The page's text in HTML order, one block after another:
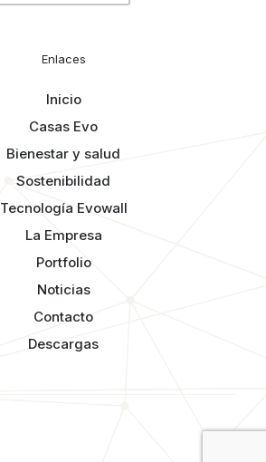
Enlaces
Inicio
Casas Evo
Bienestar y salud
Sostenibilidad
Tecnología Evowall
La Empresa
Portfolio
Noticias
Contacto
Descargas